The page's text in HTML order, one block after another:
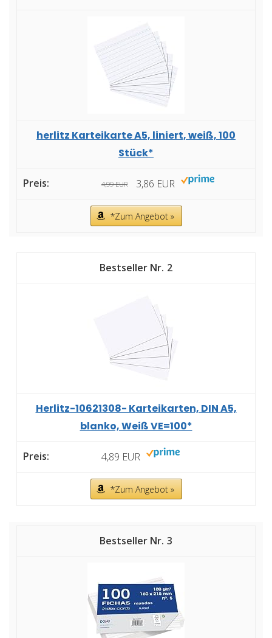
herlitz Karteikarte A5, liniert, weiß, 100
Stück*
4,99 EUR 3,86 EUR
*Zum Angebot »
2
Herlitz-10621308- Karteikarten, DIN A5,
blanko, Weiß VE=100*
4,89 EUR
*Zum Angebot »
3